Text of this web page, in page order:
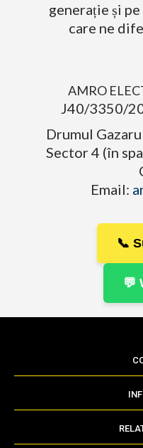
generație și
care ne
AMRO
J40/3350/
Drumul
Sector 4 (în
Email:
📞
💬